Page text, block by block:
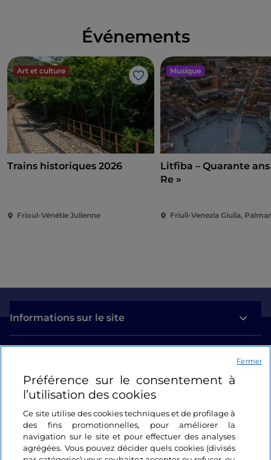
Événements
Art et culture
J’aime
Trains historiques 2026
Frioul-Vénétie Julienne
Musique
Litfiba – Quarante ans
Re »
Friuli-Venezia Giulia,
Informations sur le site
Se connecter
Suivez-nous
Préférence sur le consentement à
l’utilisation des cookies
Ce site utilise des cookies techniques et de profilage à
des fins promotionnelles, pour améliorer la
navigation sur le site et pour effectuer des analyses
agrégées. Vous pouvez décider quels cookies (divisés
Fermer